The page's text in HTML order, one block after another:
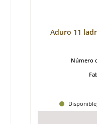
Aduro 11
Número